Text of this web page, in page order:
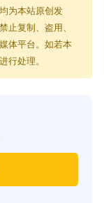
为本站原创发
止复制、盗用、
体平台。如若本
行处理。